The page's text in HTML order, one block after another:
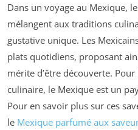
Dans un voyage au Mexique,
mélangent aux traditions
gustative unique. Les
plats quotidiens, proposant
mérite d’être découverte.
culinaire, le Mexique est un
Pour en savoir plus sur ces
le Mexique parfumé aux